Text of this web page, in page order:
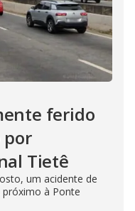
ferido
por
Tietê
um acidente de
à Ponte